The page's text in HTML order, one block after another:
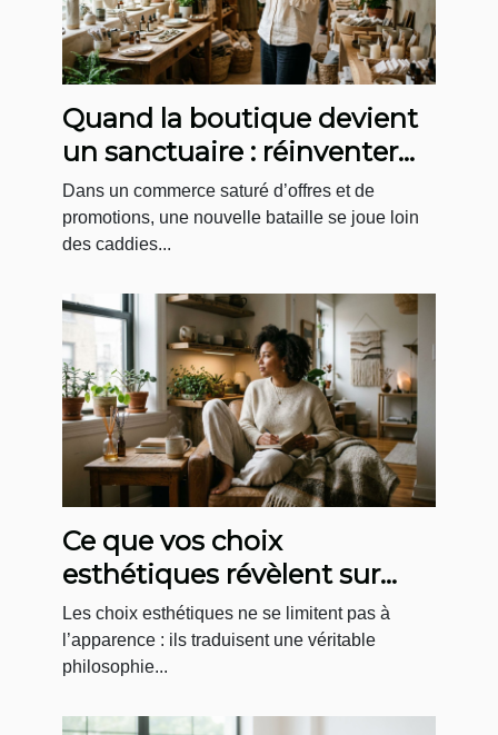
Quand la boutique devient
un sanctuaire : réinventer
l’expérience d’achat bien-
être
Dans un commerce saturé d’offres et de
promotions, une nouvelle bataille se joue loin
des caddies...
Ce que vos choix
esthétiques révèlent sur
votre rapport au bien-être
Les choix esthétiques ne se limitent pas à
l’apparence : ils traduisent une véritable
philosophie...